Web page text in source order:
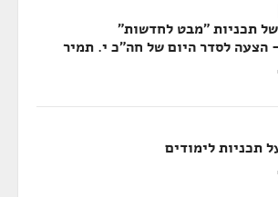
של תכניות "מבט לחדשות"
הצעה לסדר היום של חה"כ י. תמיר
תכניות לימודים